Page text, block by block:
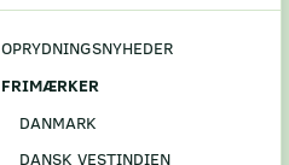
OPRYDNINGSNYHEDER
FRIMÆRKER
DANMARK
DANSK VESTINDIEN